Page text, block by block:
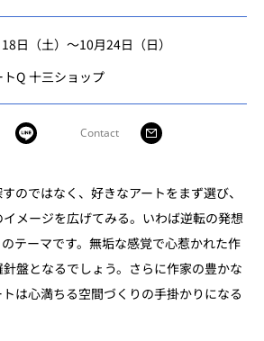
日（土）～10月24日（日）
Q 十三ショップ
Contact
のではなく、好きなアートをまず選び、
メージを広げてみる。いわば逆転の発想
テーマです。無垢な感覚で心惹かれた作
盤となるでしょう。さらに作家の豊かな
は心満ちる空間づくりの手掛かりになる